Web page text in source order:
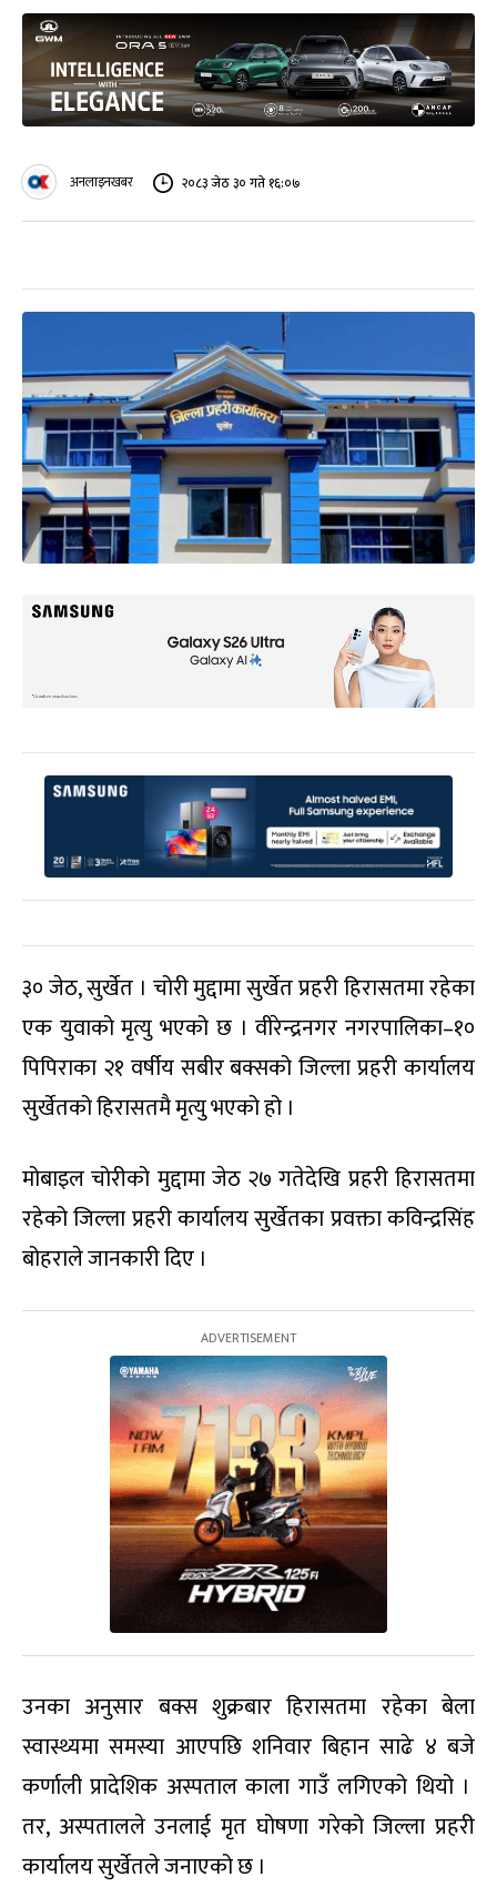
अनलाइनखबर २०८३ जेठ ३० गते १६:०७
३० जेठ, सुर्खेत । चोरी मुद्दामा सुर्खेत प्रहरी हिरासतमा रहेका
एक युवाको मृत्यु भएको छ । वीरेन्द्रनगर नगरपालिका–१०
पिपिराका २१ वर्षीय सबीर बक्सको जिल्ला प्रहरी कार्यालय
सुर्खेतको हिरासतमै मृत्यु भएको हो ।
मोबाइल चोरीको मुद्दामा जेठ २७ गतेदेखि प्रहरी हिरासतमा
रहेको जिल्ला प्रहरी कार्यालय सुर्खेतका प्रवक्ता कविन्द्रसिंह
बोहराले जानकारी दिए ।
उनका अनुसार बक्स शुक्रबार हिरासतमा रहेका बेला
स्वास्थ्यमा समस्या आएपछि शनिवार बिहान साढे ४ बजे
कर्णाली प्रादेशिक अस्पताल काला गाउँ लगिएको थियो ।
तर, अस्पतालले उनलाई मृत घोषणा गरेको जिल्ला प्रहरी
कार्यालय सुर्खेतले जनाएको छ ।